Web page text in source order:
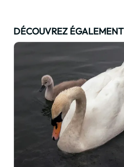
DÉCOUVREZ ÉGALEMENT